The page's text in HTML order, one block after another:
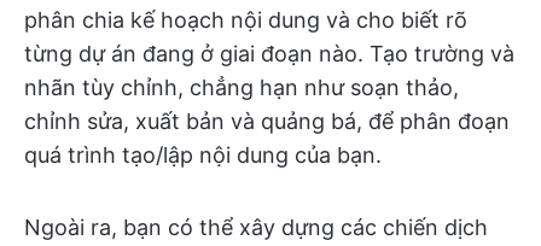
phân chia kế hoạch nội dung và cho biết rõ
từng dự án đang ở giai đoạn nào. Tạo trường và
nhãn tùy chỉnh, chẳng hạn như soạn thảo,
chỉnh sửa, xuất bản và quảng bá, để phân đoạn
quá trình tạo/lập nội dung của bạn.
Ngoài ra, bạn có thể xây dựng các chiến dịch